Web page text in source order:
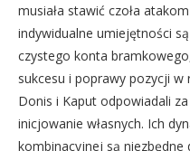
musiała stawić czoła
indywidualne umiejętności
czystego konta
sukcesu i poprawy pozycji w
Donis i Kaput odpowiadali
inicjowanie własnych. Ich
kombinacyjnej są